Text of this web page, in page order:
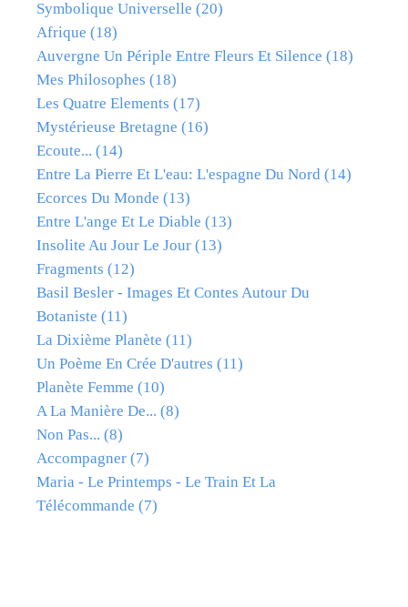
Symbolique Universelle (20)
Afrique (18)
Auvergne Un Périple Entre Fleurs Et Silence (18)
Mes Philosophes (18)
Les Quatre Elements (17)
Mystérieuse Bretagne (16)
Ecoute... (14)
Entre La Pierre Et L'eau: L'espagne Du Nord (14)
Ecorces Du Monde (13)
Entre L'ange Et Le Diable (13)
Insolite Au Jour Le Jour (13)
Fragments (12)
Basil Besler - Images Et Contes Autour Du
Botaniste (11)
La Dixième Planète (11)
Un Poème En Crée D'autres (11)
Planète Femme (10)
A La Manière De... (8)
Non Pas... (8)
Accompagner (7)
Maria - Le Printemps - Le Train Et La
Télécommande (7)